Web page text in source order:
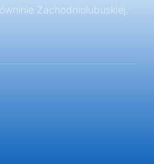
Zachodniolubuskiej.